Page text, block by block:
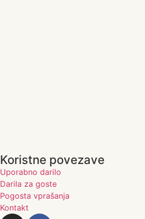
Koristne povezave
Uporabno darilo
Darila za goste
Pogosta vprašanja
Kontakt